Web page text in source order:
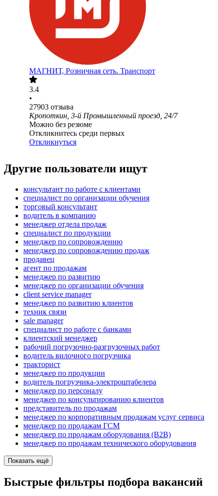
МАГНИТ, Розничная сеть. Транспорт
3.4
•
27903 отзыва
Кропоткин, 3-й Промышленный проезд, 24/7
Можно без резюме
Откликнитесь среди первых
Откликнуться
Другие пользователи ищут
консультант по работе с клиентами
специалист по организации обучения
торговый консультант
водитель в компанию
менеджер отдела продаж
специалист по продукции
менеджер по сопровождению
менеджер по сопровождению продаж
продавец
агент по продажам
менеджер по развитию
менеджер по организации обучения
client service manager
менеджер по развитию клиентов
техник связи
sale manager
специалист по работе с банками
клиентский менеджер
рабочий погрузочно-разгрузочных работ
водитель вилочного погрузчика
тракторист
менеджер по продукции
водитель погрузчика-электроштабелера
менеджер по персоналу
менеджер по консультированию клиентов
представитель по продажам
менеджер по корпоративным продажам услуг сервиса
менеджер по продажам ГСМ
менеджер по продажам оборудования (B2B)
менеджер по продажам технического оборудования
Показать ещё
Быстрые фильтры подбора вакансий